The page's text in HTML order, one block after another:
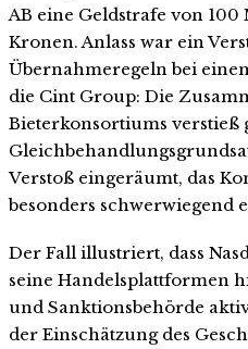
AB eine Geldstrafe von
Kronen. Anlass war ein
Übernahmeregeln bei
die Cint Group: Die
Bieterkonsortiums verstieß
Verstoß eingeräumt, das
besonders schwerwiegend
Der Fall illustriert, dass
seine Handelsplattformen
und Sanktionsbehörde
der Einschätzung des